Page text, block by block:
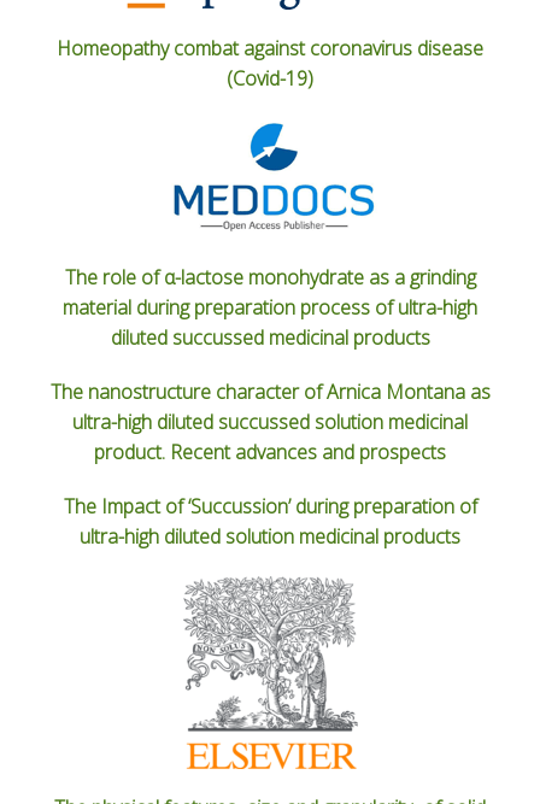
Homeopathy combat against coronavirus disease
(Covid-19)
The role of α-lactose monohydrate as a grinding
material during preparation process of ultra-high
diluted succussed medicinal products
The nanostructure character of Arnica Montana as
ultra-high diluted succussed solution medicinal
product. Recent advances and prospects
The Impact of ‘Succussion’ during preparation of
ultra-high diluted solution medicinal products